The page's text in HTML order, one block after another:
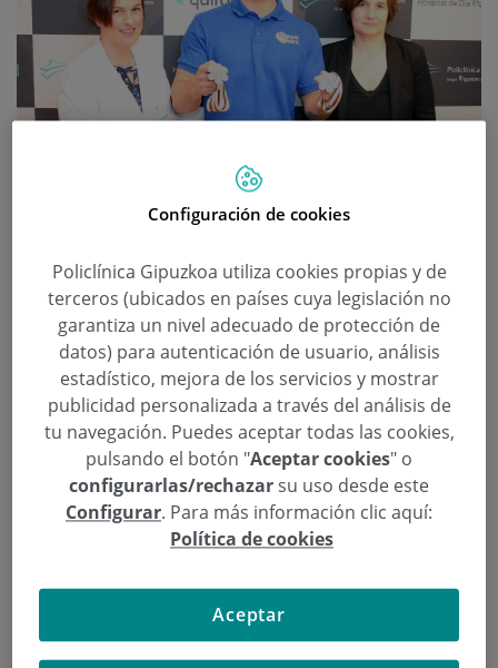
El snowboarder de Basque Team,
Lucas Eguibar, presenta las dos
medallas ganadas en el Mundial y
hace una valoración de la
temporada en Policlínica Gipuzkoa
donde se ha realizado unas
pruebas médicas
Categoría:Actividades
3 de Abril de 2017
acuerdo de colaboración,Basque Team,Lucas Eguibar,Policlínica
Gipuzkoa,pruebas médicas , Sucampeon de Snowboardcross en Sierra
Lucas Eguibar cierra la temporada con dos podios
en la Copa del Mundo y dos medallas de plata en
Configuración de cookies
Policlínica Gipuzkoa utiliza cookies propias y de
terceros (ubicados en países cuya legislación no
garantiza un nivel adecuado de protección de
datos) para autenticación de usuario, análisis
estadístico, mejora de los servicios y mostrar
publicidad personalizada a través del análisis de
tu navegación. Puedes aceptar todas las cookies,
pulsando el botón "Aceptar cookies" o
configurarlas/rechazarsu uso desde este
Configurar. Para más información clic aquí:
Política de cookies
Aceptar